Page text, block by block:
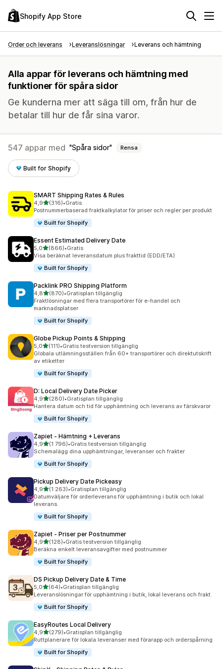
Shopify App Store
Order och leverans Leveranslösningar Leverans och hämtning
Alla appar för leverans och hämtning med
funktioner för spåra sidor
Ge kunderna mer att säga till om, från hur de
betalar till hur de får sina varor.
547 appar med Spåra sidor Rensa
Built for Shopify
SMART Shipping Rates & Rules
4,9av 5 stjärnor
(316)
316 recensioner totalt
•Gratis
Postnummerbaserad fraktkalkylator för priser och regler per produkt
Built for Shopify
Essent Estimated Delivery Date
5,0av 5 stjärnor
(866)
866 recensioner totalt
•Gratis
Visa beräknat leveransdatum plus frakttid (EDD/ETA)
Built for Shopify
Packlink PRO Shipping Platform
4,8av 5 stjärnor
(870)
870 recensioner totalt
•Gratisplan tillgänglig
Fraktlösningar med flera transportörer för e-handel och
marknadsplatser
Built for Shopify
Globe Pickup Points & Shipping
5,0av 5 stjärnor
(111)
111 recensioner totalt
•Gratis testversion tillgänglig
Globala utlämningsställen från 60+ transportörer och direktutskrift
av etiketter
Built for Shopify
D: Local Delivery Date Picker
4,9av 5 stjärnor
(280)
280 recensioner totalt
•Gratisplan tillgänglig
Hantera datum och tid för upphämtning och leverans av färskvaror
Built for Shopify
Zapiet ‑ Hämtning + Leverans
4,9av 5 stjärnor
(1 796)
1796 recensioner totalt
•Gratis testversion tillgänglig
Schemalägg dina upphämtningar, leveranser och frakter
Built for Shopify
Pickup Delivery Date Pickeasy
4,9av 5 stjärnor
(1 263)
1263 recensioner totalt
•Gratisplan tillgänglig
Datumväljare för orderleverans för upphämtning i butik och lokal
leverans.
Built for Shopify
Zapiet ‑ Priser per Postnummer
4,9av 5 stjärnor
(128)
128 recensioner totalt
•Gratis testversion tillgänglig
Beräkna enkelt leveransavgifter med postnummer
Built for Shopify
DS Pickup Delivery Date & Time
5,0av 5 stjärnor
(64)
64 recensioner totalt
•Gratisplan tillgänglig
Leveranslösningar för upphämtning i butik, lokal leverans och frakt.
Built for Shopify
EasyRoutes Local Delivery
4,9av 5 stjärnor
(279)
279 recensioner totalt
•Gratisplan tillgänglig
Ruttplanerare för lokala leveranser med förarapp och orderspårning
Built for Shopify